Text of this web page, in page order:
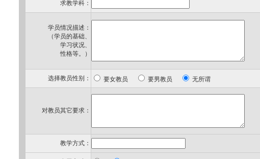
求教学科：
学员情况描述：
（学员的基础、
学习状况、
性格等。）
选择教员性别： 要女教员 要男教员 无所谓
对教员其它要求：
教学方式：